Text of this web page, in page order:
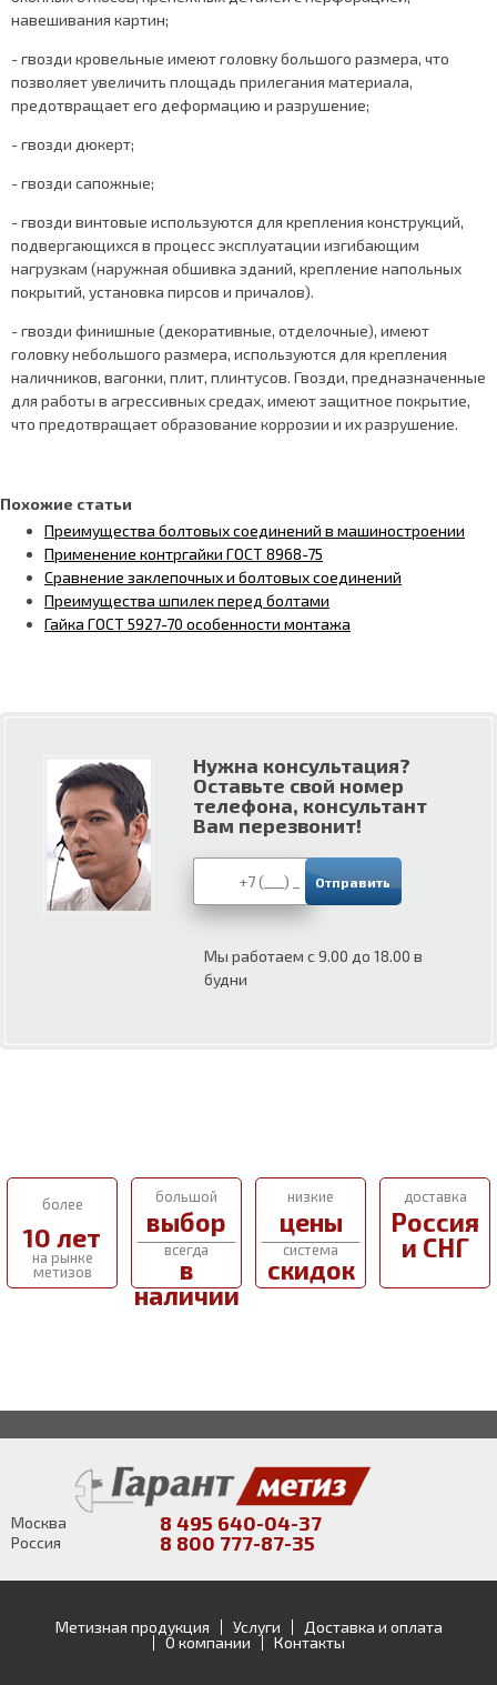
навешивания картин;
- гвозди кровельные имеют головку большого размера, что
позволяет увеличить площадь прилегания материала,
предотвращает его деформацию и разрушение;
- гвозди дюкерт;
- гвозди сапожные;
- гвозди винтовые используются для крепления конструкций,
подвергающихся в процесс эксплуатации изгибающим
нагрузкам (наружная обшивка зданий, крепление напольных
покрытий, установка пирсов и причалов).
- гвозди финишные (декоративные, отделочные), имеют
головку небольшого размера, используются для крепления
наличников, вагонки, плит, плинтусов. Гвозди, предназначенные
для работы в агрессивных средах, имеют защитное покрытие,
что предотвращает образование коррозии и их разрушение.
Похожие статьи
Преимущества болтовых соединений в машиностроении
Применение контргайки ГОСТ 8968-75
Сравнение заклепочных и болтовых соединений
Преимущества шпилек перед болтами
Гайка ГОСТ 5927-70 особенности монтажа
Нужна консультация?
Оставьте свой номер
телефона, консультант
Вам перезвонит!
Мы работаем с 9.00 до 18.00 в
будни
более
10 лет
на рынке
метизов
большой
выбор
всегда
в
наличии
низкие
цены
система
скидок
доставка
Россия
и СНГ
Москва 8 495 640-04-37
Россия 8 800 777-87-35
Метизная продукция Услуги
Доставка и оплата
О компании
Контакты